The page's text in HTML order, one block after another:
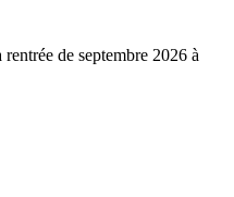
de septembre 2026 à